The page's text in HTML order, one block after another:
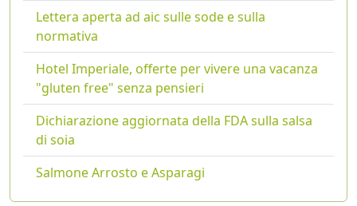
Lettera aperta ad aic sulle sode e sulla
normativa
Hotel Imperiale, offerte per vivere una vacanza
"gluten free" senza pensieri
Dichiarazione aggiornata della FDA sulla salsa
di soia
Salmone Arrosto e Asparagi